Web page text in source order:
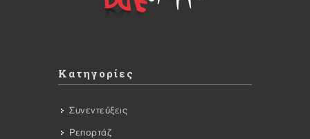
Κατηγορίες
Συνεντεύξεις
Ρεπορτάζ